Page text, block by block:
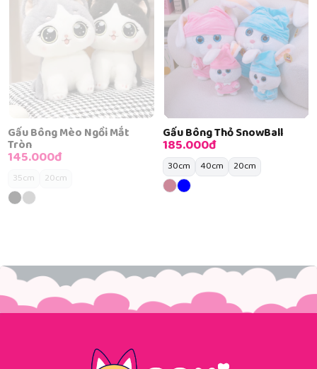
Gấu Bông Mèo Ngồi Mắt
Tròn
145.000đ
35cm 20cm
Gấu Bông Thỏ SnowBall
185.000đ
30cm 40cm 20cm